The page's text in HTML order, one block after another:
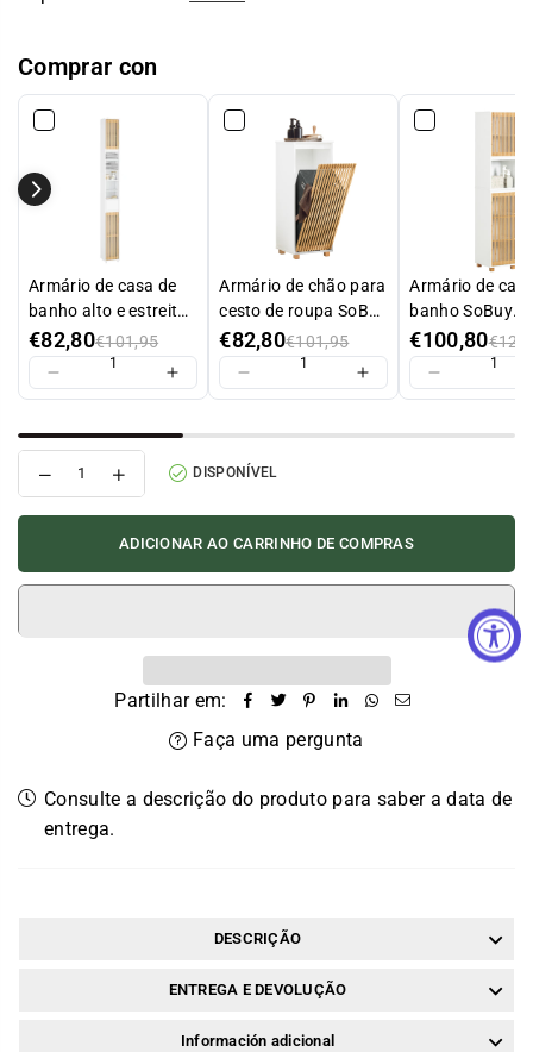
normal
Comprar con
Armário de casa de
banho alto e estreito
SoBuy BZR34-BW
com portas de
bambu, branco,
€82,80€101,95
Armário de chão para
cesto de roupa SoBuy
BZR126-W
€82,80€101,95
Armário de
banho SoBuy
BZR127-W com
compartimento
portas
€100,80
Reduzir Aumentar DISPONÍVEL
ADICIONAR AO CARRINHO DE COMPRAS
Partilhar em:
Faça uma pergunta
Consulte a descrição do produto para saber a data de
entrega.
DESCRIÇÃO
ENTREGA E DEVOLUÇÃO
Información adicional